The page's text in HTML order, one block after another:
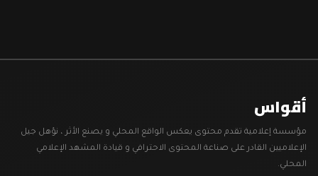
أقواس
مؤسسة إعلامية تقدم محتوى يعكس الواقع المحلي و يصنع الأثر ، نؤهل جيل
الإعلاميين القادر على صناعة المحتوى الاحترافي و قيادة المشهد الإعلامي
المحلي.